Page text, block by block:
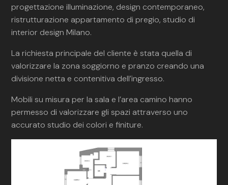
progettazione illuminazione, design contemporaneo,
ristrutturazione appartamento di pregio, studio di
interior design Milano.
La richiesta principale del cliente è stata quella di
valorizzare la zona soggiorno e pranzo creando una
divisione netta e contenitiva dell’ingresso.
Mobili su misura per la sala e l’area camino hanno
permesso di valorizzare gli spazi attraverso uno
accurato studio dei colori e finiture.